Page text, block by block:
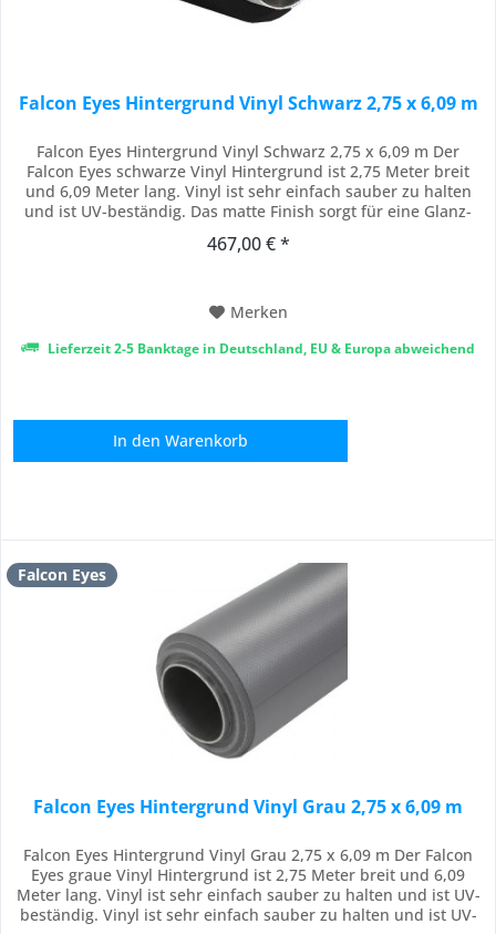
Falcon Eyes Hintergrund Vinyl Schwarz 2,75 x 6,09 m
Falcon Eyes Hintergrund Vinyl Schwarz 2,75 x 6,09 m Der
Falcon Eyes schwarze Vinyl Hintergrund ist 2,75 Meter breit
und 6,09 Meter lang. Vinyl ist sehr einfach sauber zu halten
und ist UV-beständig. Das matte Finish sorgt für eine Glanz-
Hintergrund mit der richtigen Beleuchtung. Das macht dieses
467,00 € *
Merken
Lieferzeit 2-5 Banktage in Deutschland, EU & Europa abweichend
In den Warenkorb
Falcon Eyes
Falcon Eyes Hintergrund Vinyl Grau 2,75 x 6,09 m
Falcon Eyes Hintergrund Vinyl Grau 2,75 x 6,09 m Der Falcon
Eyes graue Vinyl Hintergrund ist 2,75 Meter breit und 6,09
Meter lang. Vinyl ist sehr einfach sauber zu halten und ist UV-
beständig. Vinyl ist sehr einfach sauber zu halten und ist UV-